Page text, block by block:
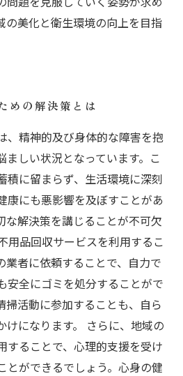
の美化と衛生環境の向上を目指
めの解決策とは
、精神的及び身体的な障害を抱
ましい状況となっています。こ
積に留まらず、生活環境に深刻
康にも悪影響を及ぼすことがあ
な解決策を講じることが不可欠
用品回収サービスを利用するこ
業者に依頼することで、自力で
安全にゴミを処分することがで
掃活動に参加することも、自ら
けになります。 さらに、地域の
することで、心理的支援を受け
とができるでしょう。心身の健